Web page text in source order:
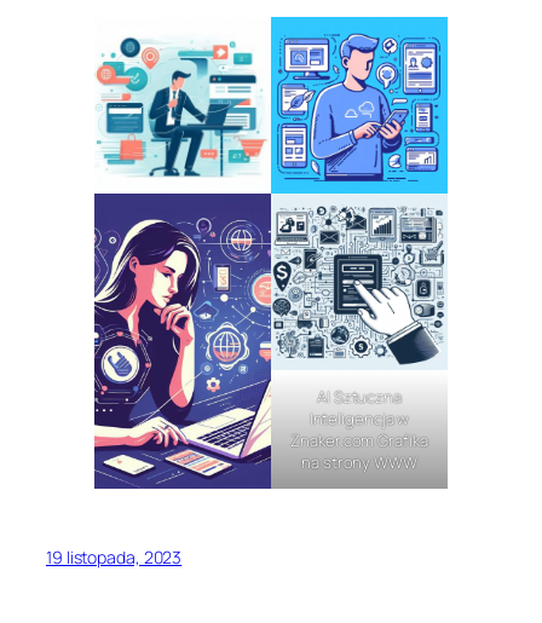
AI Sztuczna
Inteligencja w
Znaker.com Grafika
na strony WWW
19 listopada, 2023